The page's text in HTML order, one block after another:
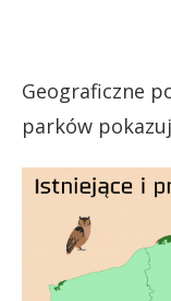
Geograficzne
parków